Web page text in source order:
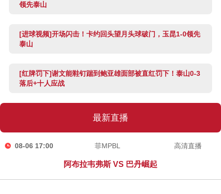
领先泰山
[进球视频]开场闪击！卡约回头望月头球破门，玉昆1-0领先
泰山
[红牌罚下]谢文能鞋钉踹到鲍亚雄面部被直红罚下！泰山0-3
落后+十人应战
最新直播
08-06 17:00 菲MPBL
阿布拉韦弗斯 VS 巴丹崛起
高清直播